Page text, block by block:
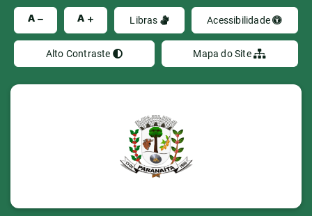
A A Libras Acessibilidade
Alto Contraste Mapa do Site